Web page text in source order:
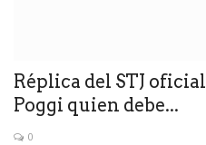
Réplica del STJ
Poggi quien debe...
0